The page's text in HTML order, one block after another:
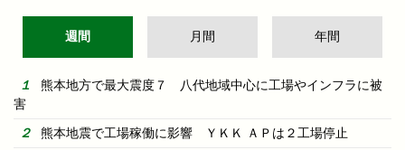
週間 月間 年間
熊本地方で最大震度７ 八代地域中心に工場やインフラに被
害
熊本地震で工場稼働に影響 ＹＫＫ ＡＰは２工場停止